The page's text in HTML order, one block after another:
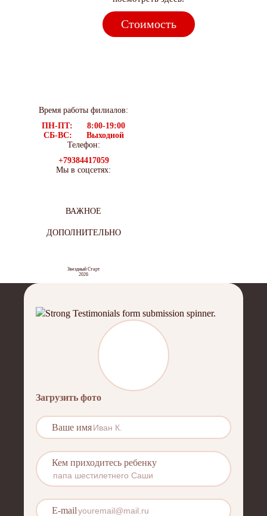
Стоимость
Время работы филиалов:
ПН-ПТ: 8:00-19:00
СБ-ВС: Выходной
Телефон:
+79384417059
Мы в соцсетях:
Звездный Старт
2026
ВАЖНОЕ
ДОПОЛНИТЕЛЬНО
Загрузить фото
Ваше имя
Кем приходитесь ребенку
E-mail